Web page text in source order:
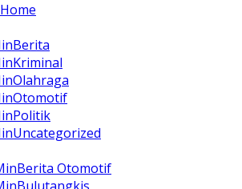
Home
Berita
Kriminal
Olahraga
Otomotif
Politik
Uncategorized
Berita Otomotif